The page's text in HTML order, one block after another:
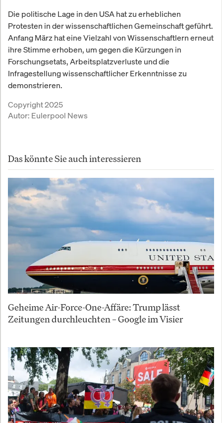
Die politische Lage in den USA hat zu erheblichen
Protesten in der wissenschaftlichen Gemeinschaft geführt.
Anfang März hat eine Vielzahl von Wissenschaftlern erneut
ihre Stimme erhoben, um gegen die Kürzungen in
Forschungsetats, Arbeitsplatzverluste und die
Infragestellung wissenschaftlicher Erkenntnisse zu
demonstrieren.
Copyright 2025
Autor: Eulerpool News
Das könnte Sie auch interessieren
Geheime Air-Force-One-Affäre: Trump lässt
Zeitungen durchleuchten – Google im Visier